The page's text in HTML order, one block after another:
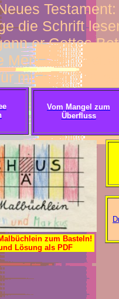
die Schrift
er Gottes
Menschen
mit dem Tod
Vom Mangel zum
Überfluss
zum Basteln!
Lösung als PDF